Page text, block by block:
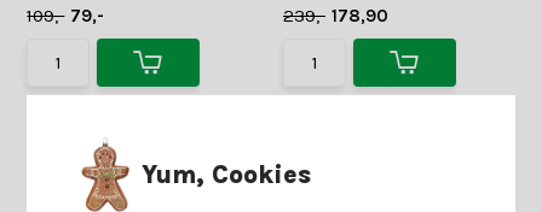
109,- 79,-
239,- 178,90
Yum, Cookies